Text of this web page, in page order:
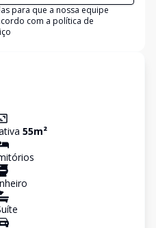
para que a nossa equipe
com a política de
55m²
s